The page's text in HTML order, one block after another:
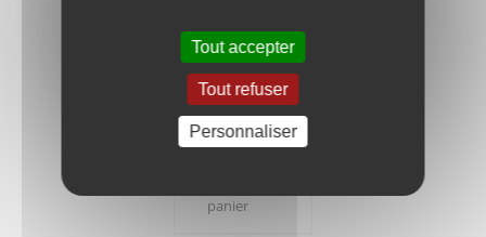
010505
BUCKLE
42,30€ HT
panier
Tout accepter
Tout refuser
Personnaliser